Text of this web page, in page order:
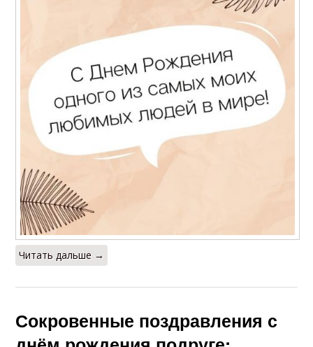
Читать дальше →
Сокровенные поздравления с